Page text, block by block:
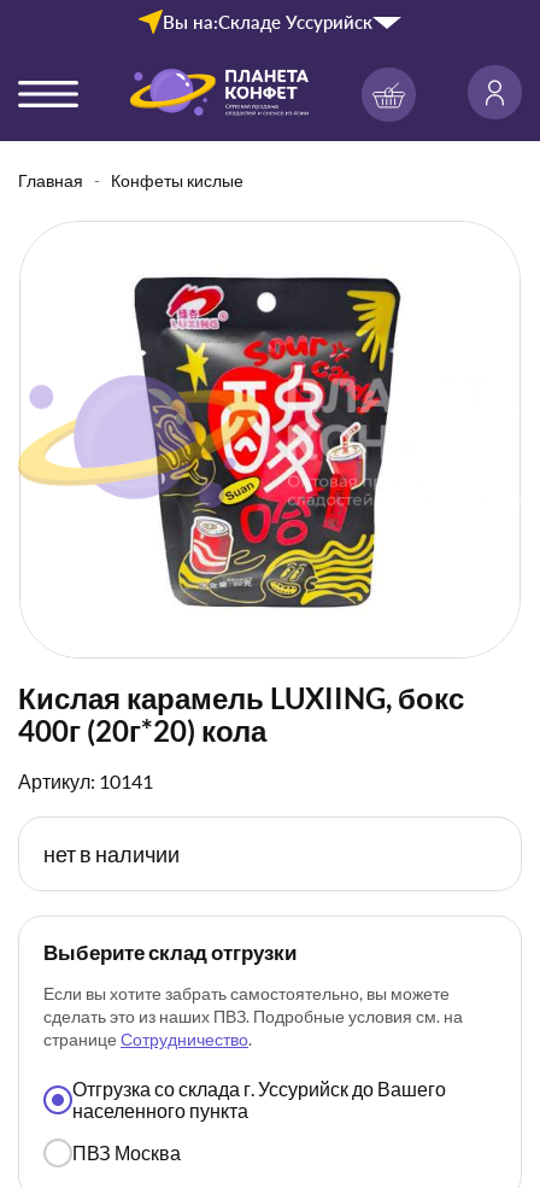
Вы на:Складе Уссурийск
Главная Конфеты кислые
Кислая карамель LUXIING, бокс
400г (20г*20) кола
Артикул: 10141
нет в наличии
Выберите склад отгрузки
Если вы хотите забрать самостоятельно, вы можете
сделать это из наших ПВЗ. Подробные условия см. на
странице Сотрудничество.
Отгрузка со склада г. Уссурийск до Вашего
населенного пункта
ПВЗ Москва